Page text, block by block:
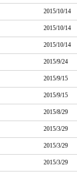
2015/10/14
2015/10/14
2015/10/14
2015/9/24
2015/9/15
2015/9/15
2015/8/29
2015/3/29
2015/3/29
2015/3/29